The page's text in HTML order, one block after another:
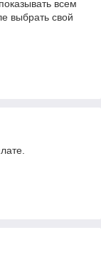
всем
выбрать свой